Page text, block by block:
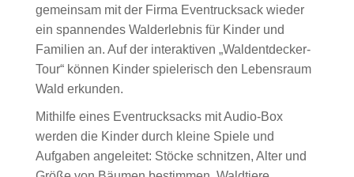
gemeinsam mit der Firma Eventrucksack wieder
ein spannendes Walderlebnis für Kinder und
Familien an. Auf der interaktiven „Waldentdecker-
Tour“ können Kinder spielerisch den Lebensraum
Wald erkunden.
Mithilfe eines Eventrucksacks mit Audio-Box
werden die Kinder durch kleine Spiele und
Aufgaben angeleitet: Stöcke schnitzen, Alter und